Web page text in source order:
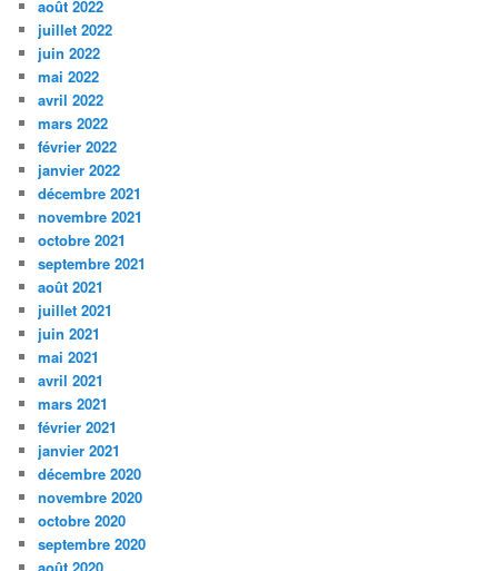
août 2022
juillet 2022
juin 2022
mai 2022
avril 2022
mars 2022
février 2022
janvier 2022
décembre 2021
novembre 2021
octobre 2021
septembre 2021
août 2021
juillet 2021
juin 2021
mai 2021
avril 2021
mars 2021
février 2021
janvier 2021
décembre 2020
novembre 2020
octobre 2020
septembre 2020